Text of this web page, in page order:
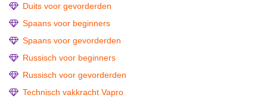
Duits voor gevorderden
Spaans voor beginners
Spaans voor gevorderden
Russisch voor beginners
Russisch voor gevorderden
Technisch vakkracht Vapro